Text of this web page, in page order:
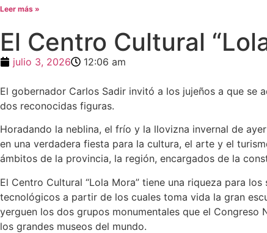
Leer más »
El Centro Cultural
julio 3, 2026 12:06 am
El gobernador Carlos Sadir invitó a los jujeños a que se
dos reconocidas figuras.
Horadando la neblina, el frío y la llovizna invernal de
en una verdadera fiesta para la cultura, el arte y el
ámbitos de la provincia, la región, encargados de la
El Centro Cultural “Lola Mora” tiene una riqueza para
tecnológicos a partir de los cuales toma vida la gran
yerguen los dos grupos monumentales que el
los grandes museos del mundo.